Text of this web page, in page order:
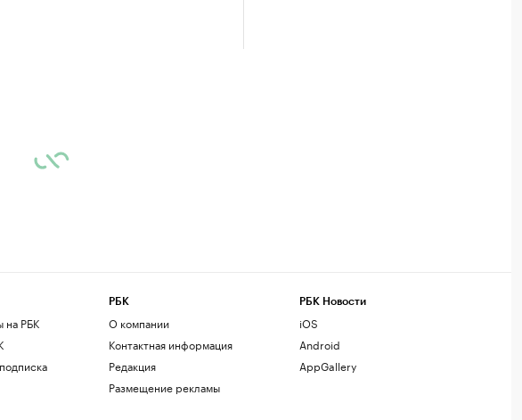
на РБК
РБК
О компании
Контактная информация
Редакция
Размещение рекламы
РБК Новости
iOS
Android
AppGallery